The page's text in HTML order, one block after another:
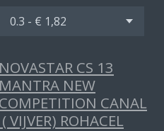
NOVASTAR CS 13
MANTRA NEW
COMPETITION CANAL
( VIJVER) ROHACEL